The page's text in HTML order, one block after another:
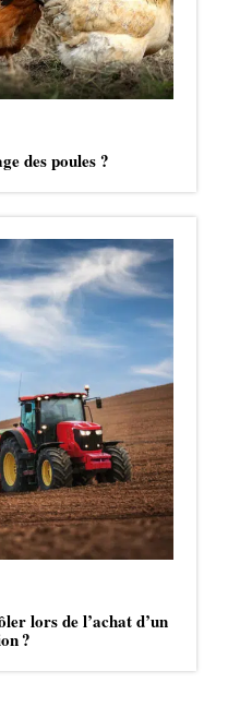
des poules ?
lors de l’achat d’un
?